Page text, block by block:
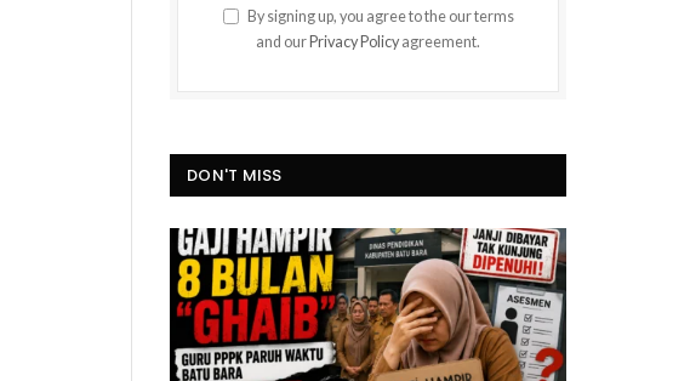
By signing up, you agree to the our terms
and our Privacy Policy agreement.
DON'T MISS